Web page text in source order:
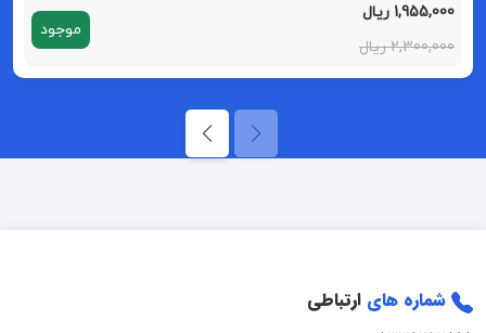
1,955,000 ریال
2,300,000 ریال
موجود
شماره های ارتباطی